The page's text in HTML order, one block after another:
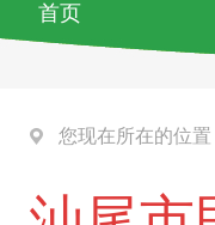
首页
您现在所在的位置